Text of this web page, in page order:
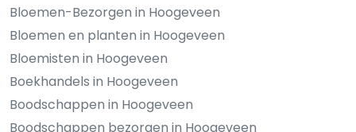
Bloemen-Bezorgen in Hoogeveen
Bloemen en planten in Hoogeveen
Bloemisten in Hoogeveen
Boekhandels in Hoogeveen
Boodschappen in Hoogeveen
Boodschappen bezorgen in Hoogeveen